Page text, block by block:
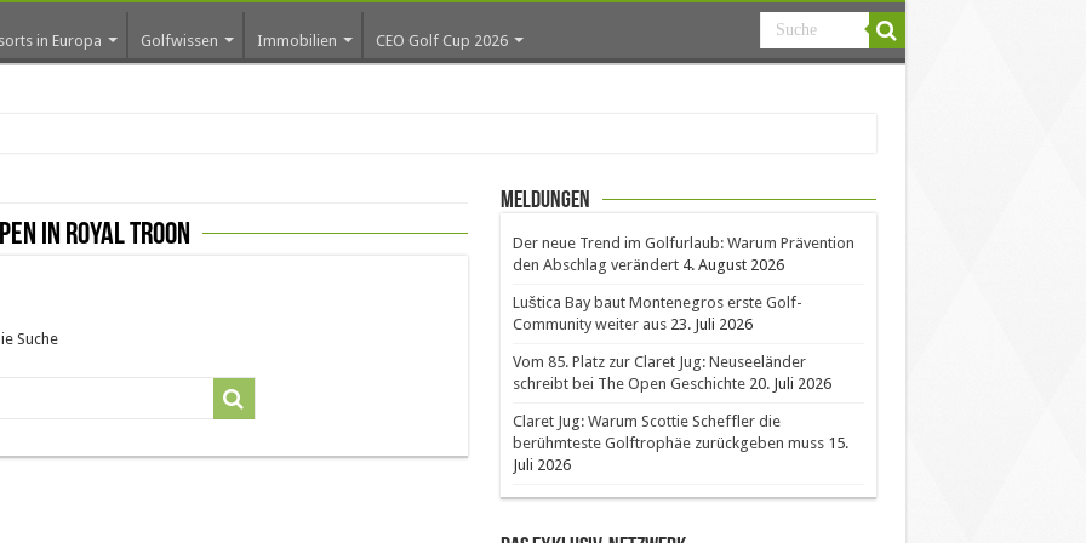
in Europa Golfwissen Immobilien CEO Golf Cup 2026
in Royal Troon
Suche
Meldungen
Der neue Trend im Golfurlaub: Warum Prävention
den Abschlag verändert 4. August 2026
Luštica Bay baut Montenegros erste Golf-
Community weiter aus 23. Juli 2026
Vom 85. Platz zur Claret Jug: Neuseeländer
schreibt bei The Open Geschichte 20. Juli 2026
Claret Jug: Warum Scottie Scheffler die
berühmteste Golftrophäe zurückgeben muss 15.
Juli 2026